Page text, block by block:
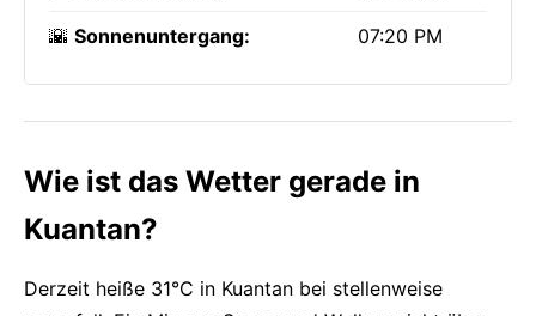
🌇 Sonnenuntergang: 07:20 PM
Wie ist das Wetter gerade in
Kuantan?
Derzeit heiße 31°C in Kuantan bei stellenweise